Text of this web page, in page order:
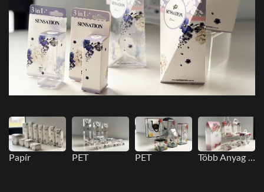
Papír PET PET Több Anyag Opció